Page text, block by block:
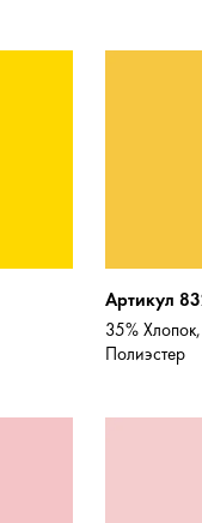
Артикул
35%
Полиэстер